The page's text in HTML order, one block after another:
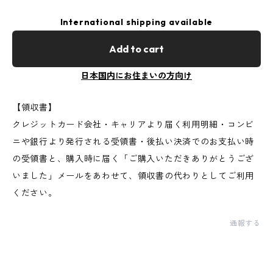
International shipping available
Add to cart
日本国内にお住まいの方向け
【領収書】
クレジットカード会社・キャリアより届く利用明細・コンビ
ニや銀行より発行される受領書・後払い決済でのお支払い時
の受領書と、購入時に届く「ご購入いただきありがとうござ
いました」メールをあわせて、領収書の代わりとしてご利用
ください。
通報する